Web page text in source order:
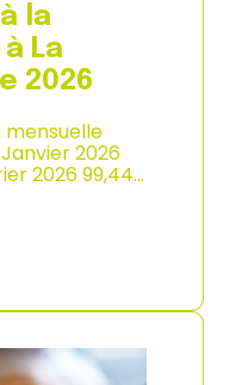
la
La
2026
mensuelle
2026
2026 99,44…